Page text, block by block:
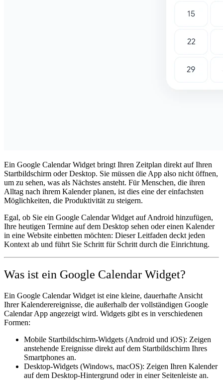
Ein Google Calendar Widget bringt Ihren Zeitplan direkt auf Ihren
Startbildschirm oder Desktop. Sie müssen die App also nicht öffnen,
um zu sehen, was als Nächstes ansteht. Für Menschen, die ihren
Alltag nach ihrem Kalender planen, ist dies eine der einfachsten
Möglichkeiten, die Produktivität zu steigern.
Egal, ob Sie ein Google Calendar Widget auf Android hinzufügen,
Ihre heutigen Termine auf dem Desktop sehen oder einen Kalender
in eine Website einbetten möchten: Dieser Leitfaden deckt jeden
Kontext ab und führt Sie Schritt für Schritt durch die Einrichtung.
Was ist ein Google Calendar Widget?
Ein Google Calendar Widget ist eine kleine, dauerhafte Ansicht
Ihrer Kalenderereignisse, die außerhalb der vollständigen Google
Calendar App angezeigt wird. Widgets gibt es in verschiedenen
Formen:
Mobile Startbildschirm-Widgets (Android und iOS): Zeigen
anstehende Ereignisse direkt auf dem Startbildschirm Ihres
Smartphones an.
Desktop-Widgets (Windows, macOS): Zeigen Ihren Kalender
auf dem Desktop-Hintergrund oder in einer Seitenleiste an.